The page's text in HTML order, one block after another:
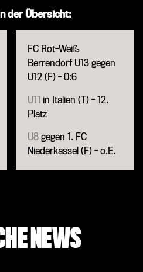
der Übersicht:
FC Rot-Weiß
Berrendorf U13 gegen
U12 (F) - 0:6
U11 in Italien (T) - 12.
Platz
U8 gegen 1. FC
Niederkassel (F) - o.E.
NEWS